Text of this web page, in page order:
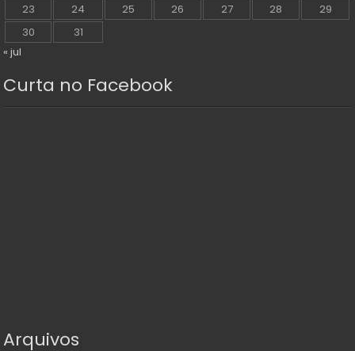
23
24 25 26 27 28
29
30
31
« jul
Curta no Facebook
Arquivos